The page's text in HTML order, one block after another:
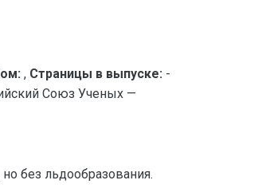
, Страницы в выпуске: -
Союз Ученых —
без льдообразования.